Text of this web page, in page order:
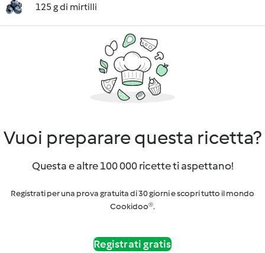
125 g di mirtilli
Vuoi preparare questa ricetta?
Questa e altre 100 000 ricette ti aspettano!
Registrati per una prova gratuita di 30 giorni e scopri tutto il mondo
Cookidoo®.
Registrati gratis